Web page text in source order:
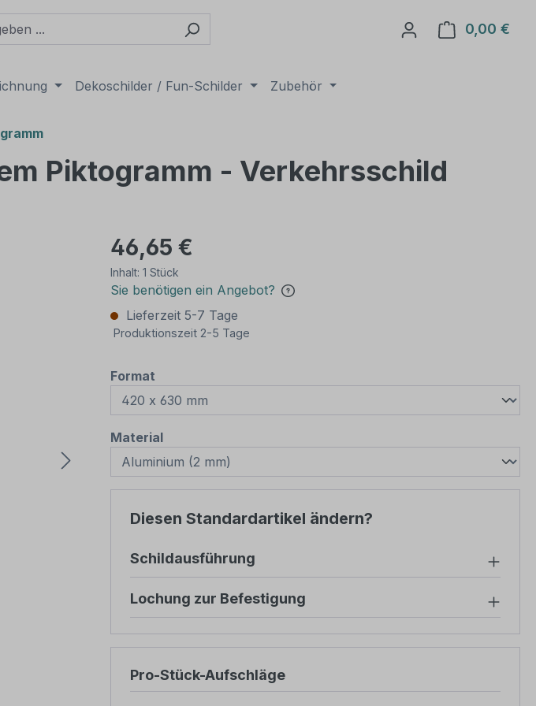
0,00 €
Dekoschilder / Fun-Schilder Zubehör
Piktogramm - Verkehrsschild
46,65 €
Inhalt: 1 Stück
Sie benötigen ein Angebot?
Lieferzeit 5-7 Tage
Produktionszeit 2-5 Tage
Format
Materialauswählen
Diesen Standardartikel ändern?
Schildausführung
Lochung zur Befestigung
Pro-Stück-Aufschläge